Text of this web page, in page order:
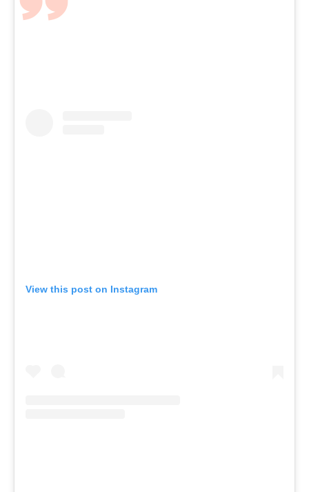
View this post on Instagram